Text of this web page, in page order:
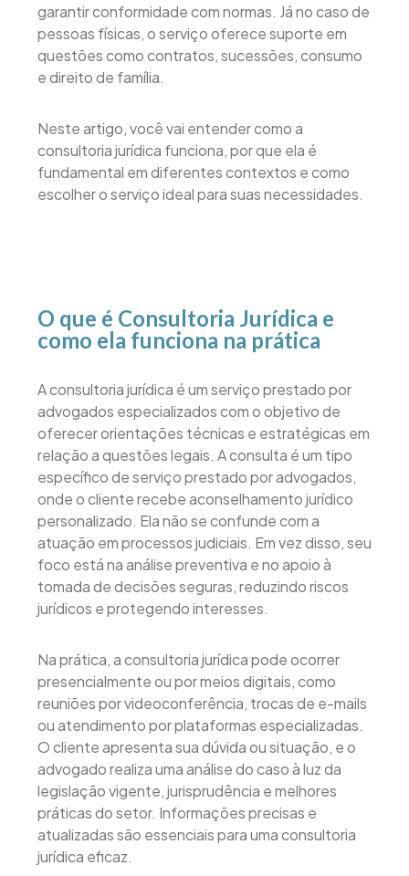
garantir conformidade com normas. Já no caso de
pessoas físicas, o serviço oferece suporte em
questões como contratos, sucessões, consumo
e direito de família.
Neste artigo, você vai entender como a
consultoria jurídica funciona, por que ela é
fundamental em diferentes contextos e como
escolher o serviço ideal para suas necessidades.
O que é Consultoria Jurídica e
como ela funciona na prática
A consultoria jurídica é um serviço prestado por
advogados especializados com o objetivo de
oferecer orientações técnicas e estratégicas em
relação a questões legais. A consulta é um tipo
específico de serviço prestado por advogados,
onde o cliente recebe aconselhamento jurídico
personalizado. Ela não se confunde com a
atuação em processos judiciais. Em vez disso, seu
foco está na análise preventiva e no apoio à
tomada de decisões seguras, reduzindo riscos
jurídicos e protegendo interesses.
Na prática, a consultoria jurídica pode ocorrer
presencialmente ou por meios digitais, como
reuniões por videoconferência, trocas de e-mails
ou atendimento por plataformas especializadas.
O cliente apresenta sua dúvida ou situação, e o
advogado realiza uma análise do caso à luz da
legislação vigente, jurisprudência e melhores
práticas do setor. Informações precisas e
atualizadas são essenciais para uma consultoria
jurídica eficaz.